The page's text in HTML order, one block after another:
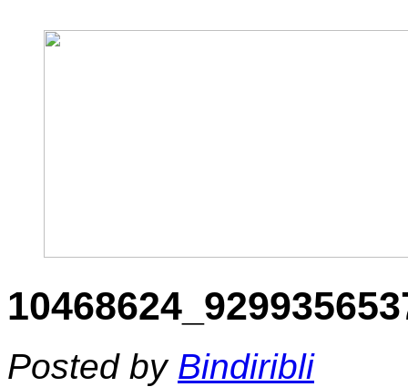
Posted by Bindiribli